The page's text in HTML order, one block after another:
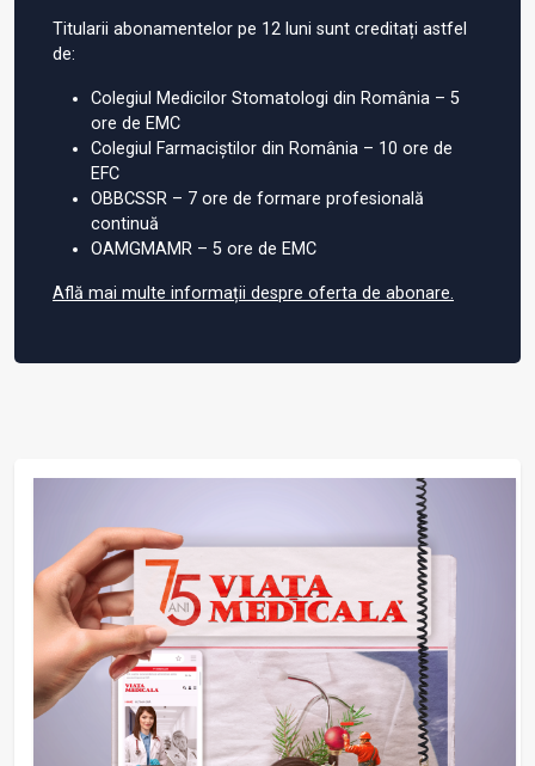
Titularii abonamentelor pe 12 luni sunt creditați astfel
de:
Colegiul Medicilor Stomatologi din România – 5
ore de EMC
Colegiul Farmaciștilor din România – 10 ore de
EFC
OBBCSSR – 7 ore de formare profesională
continuă
OAMGMAMR – 5 ore de EMC
Află mai multe informații despre oferta de abonare.